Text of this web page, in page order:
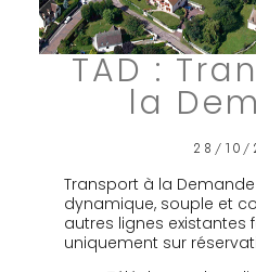
TAD :
la
28/10/
Transport à la
dynamique, souple et
autres lignes existantes
uniquement sur